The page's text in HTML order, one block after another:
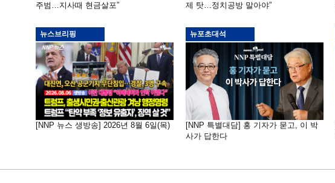
주범…지사때 현금살포”
제 탓…정치공방 말아야”
뉴스브리핑
[NNP 뉴스 생방송] 2026년 8월 6일(목)
뉴포초대석
[NNP 특별대담] 홍 기자가 묻고, 이 박
사가 답한다